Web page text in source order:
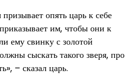
опять царь к себе
им, чтобы они к
ему свинку с золотой
сыскать такого зверя, про
– сказал царь.